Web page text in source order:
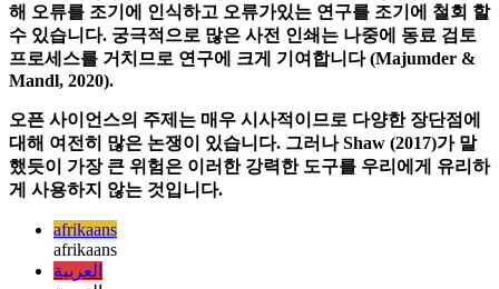
많은 연구자들이 최신 지식을 숙지하는 것이 중요합니다. 이것
은 주로 사전 인쇄의 빠른 출판으로 가능합니다. 잘 확인되지
않은 연구가 처음에는 일반인에게 공개되지만 공개 담론을 통
해 오류를 조기에 인식하고 오류가있는 연구를 조기에 철회 할
프로세스를 거치므로 연구에 크게 기여합니다 (Majumder &
Mandl, 2020).
오픈 사이언스의 주제는 매우 시사적이므로 다양한 장단점에
했듯이 가장 큰 위험은 이러한 강력한 도구를 우리에게 유리하
게 사용하지 않는 것입니다.